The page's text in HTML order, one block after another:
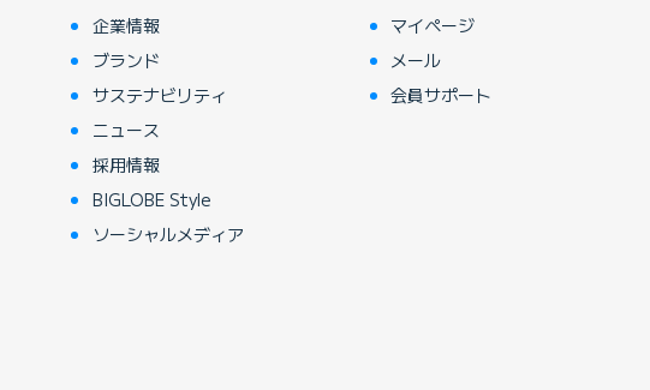
企業情報
ブランド
サステナビリティ
ニュース
採用情報
BIGLOBE Style
ソーシャルメディア
マイページ
メール
会員サポート